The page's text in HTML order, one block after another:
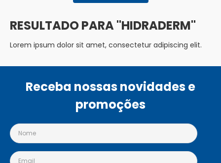
HIDRADERM
Lorem ipsum dolor sit amet, consectetur adipiscing elit.
Receba nossas novidades e
promoções